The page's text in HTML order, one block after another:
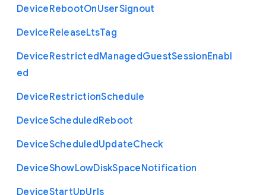
DeviceRebootOnUserSignout
DeviceReleaseLtsTag
DeviceRestrictedManagedGuestSessionEnabl
ed
DeviceRestrictionSchedule
DeviceScheduledReboot
DeviceScheduledUpdateCheck
DeviceShowLowDiskSpaceNotification
DeviceStartUpUrls